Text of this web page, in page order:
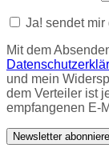
Ja! sendet
Mit dem
und mein
dem Verteiler ist
empfangenen E-